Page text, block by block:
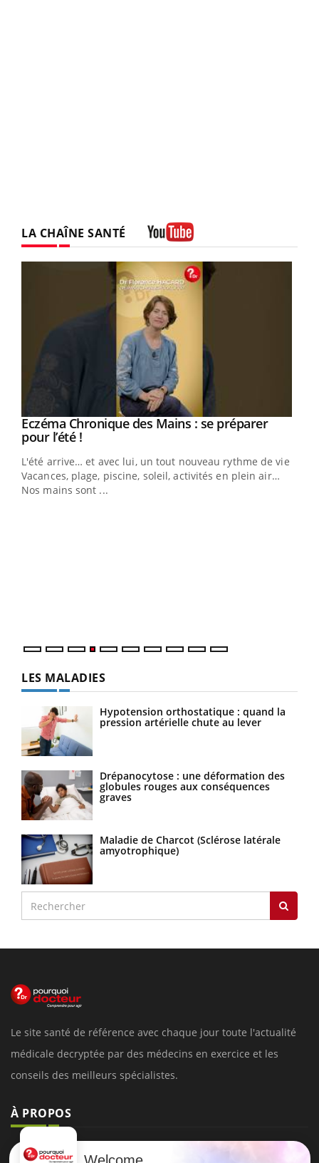
LA CHAÎNE SANTÉ
Youtube
Eczéma Chronique des Mains : se préparer
pour l’été !Youtube
L'été arrive… et avec lui, un tout nouveau rythme de vie !
Vacances, plage, piscine, soleil, activités en plein air…
Nos mains sont ...
LES MALADIES
Hypotension orthostatique : quand la
pression artérielle chute au lever
Drépanocytose : une déformation des
globules rouges aux conséquences
graves
Maladie de Charcot (Sclérose latérale
amyotrophique)
Le site santé de référence avec chaque jour toute l'actualité
médicale decryptée par des médecins en exercice et les
conseils des meilleurs spécialistes.
À PROPOS
Données personnelles et cookies
Welcome